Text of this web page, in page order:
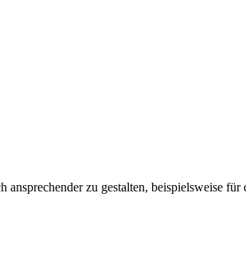
zu gestalten, beispielsweise für